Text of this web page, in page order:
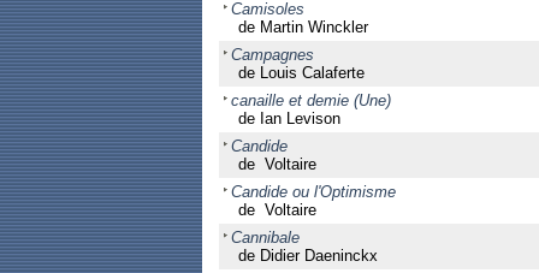
Camisoles
de Martin Winckler
Campagnes
de Louis Calaferte
canaille et demie (Une)
de Ian Levison
Candide
de Voltaire
Candide ou l'Optimisme
de Voltaire
Cannibale
de Didier Daeninckx